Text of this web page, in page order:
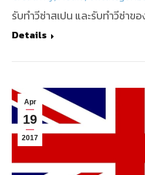
รับทำวีซ่าสเปน และรับทำวีซ่าข
Details
Apr
19
2017